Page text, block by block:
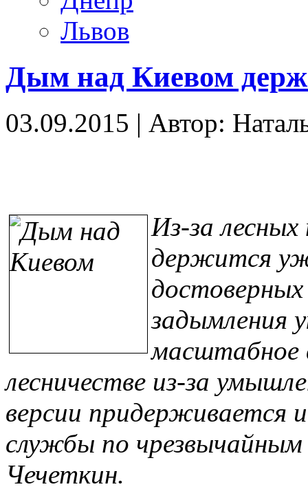
Львов
Дым над Киевом
03.09.2015 | Автор:
Из-за
держится
задымления
масштабное
лесничестве из-за
версии придерживается
службы по
Чечеткин.